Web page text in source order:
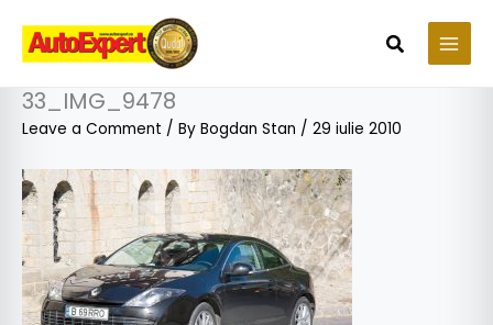
content
Search
33_IMG_9478
Leave a Comment / By Bogdan Stan / 29 iulie 2010